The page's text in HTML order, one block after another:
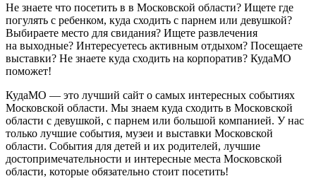
Не знаете что посетить в в Московской области? Ищете где
погулять с ребенком, куда сходить с парнем или девушкой?
Выбираете место для свидания? Ищете развлечения
на выходные? Интересуетесь активным отдыхом? Посещаете
выставки? Не знаете куда сходить на корпоратив? КудаМО
поможет!
КудаМО — это лучший сайт о самых интересных событиях
Московской области. Мы знаем куда сходить в Московской
области с девушкой, с парнем или большой компанией. У нас
только лучшие события, музеи и выставки Московской
области. События для детей и их родителей, лучшие
достопримечательности и интересные места Московской
области, которые обязательно стоит посетить!